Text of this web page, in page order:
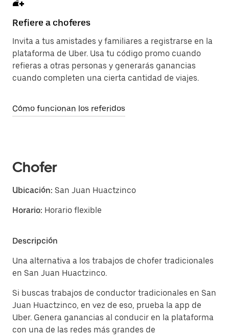
Refiere a choferes
Invita a tus amistades y familiares a registrarse en la
plataforma de Uber. Usa tu código promo cuando
refieras a otras personas y generarás ganancias
cuando completen una cierta cantidad de viajes.
Cómo funcionan los referidos
Chofer
Ubicación: San Juan Huactzinco
Horario: Horario flexible
Descripción
Una alternativa a los trabajos de chofer tradicionales
en San Juan Huactzinco.
Si buscas trabajos de conductor tradicionales en San
Juan Huactzinco, en vez de eso, prueba la app de
Uber. Genera ganancias al conducir en la plataforma
con una de las redes más grandes de